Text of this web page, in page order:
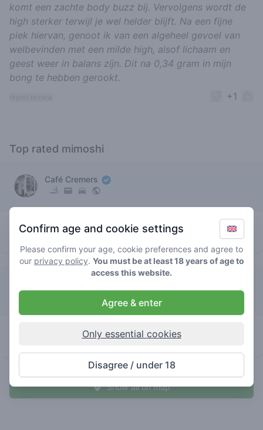
komt een zachte body buzz bij. Vervolgens wordt de
high sterker terwijl je wel helder blijft. Na een fijne
piek hiervan, genoot ik van een algeheel gevoel van
welbevinden met een milde high, alsof lichaam en
geest weer in balans zijn. Dit na 0,34 gram in mijn
bong te hebben gerookt.
+1
Top rated mimoshi
Café Cremers
mimoshi €€€€€
Show all on map
Confirm age and cookie settings
Please confirm your age, cookie preferences and agree to
our privacy policy. You must be at least 18 years of age to
access this website.
Agree & enter
Only essential cookies
Disagree / under 18